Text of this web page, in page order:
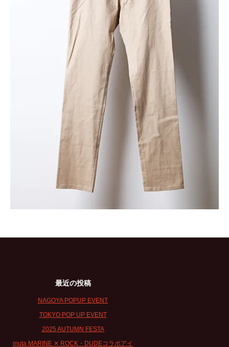
最近の投稿
NAGOYA POPUP EVENT
TOKYO POP UP EVENT
2025 AUTUMN FESTA
muta MARINE ✕ ROCK・DUDEコラボアイ